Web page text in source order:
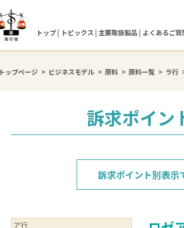
トップ トピックス 主要取扱製品 よくあるご質
トップページ ビジネスモデル 原料 原料一覧 ラ行
訴求ポイン
訴求ポイント別表示
ア行